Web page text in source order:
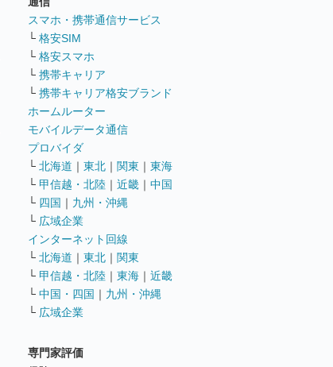
スマホ・携帯通信サービス
└ 格安SIM
└ 格安スマホ
└ 携帯キャリア
└ 携帯キャリア格安ブランド
ホームルーター
モバイルデータ通信
プロバイダ
└ 北海道 ｜ 東北 ｜ 関東 ｜ 東海
└ 甲信越・北陸 ｜ 近畿 ｜ 中国
└ 四国 ｜ 九州・沖縄
└ 広域企業
インターネット回線
└ 北海道 ｜ 東北 ｜ 関東
└ 甲信越・北陸 ｜ 東海 ｜ 近畿
└ 中国・四国 ｜ 九州・沖縄
└ 広域企業
専門家評価